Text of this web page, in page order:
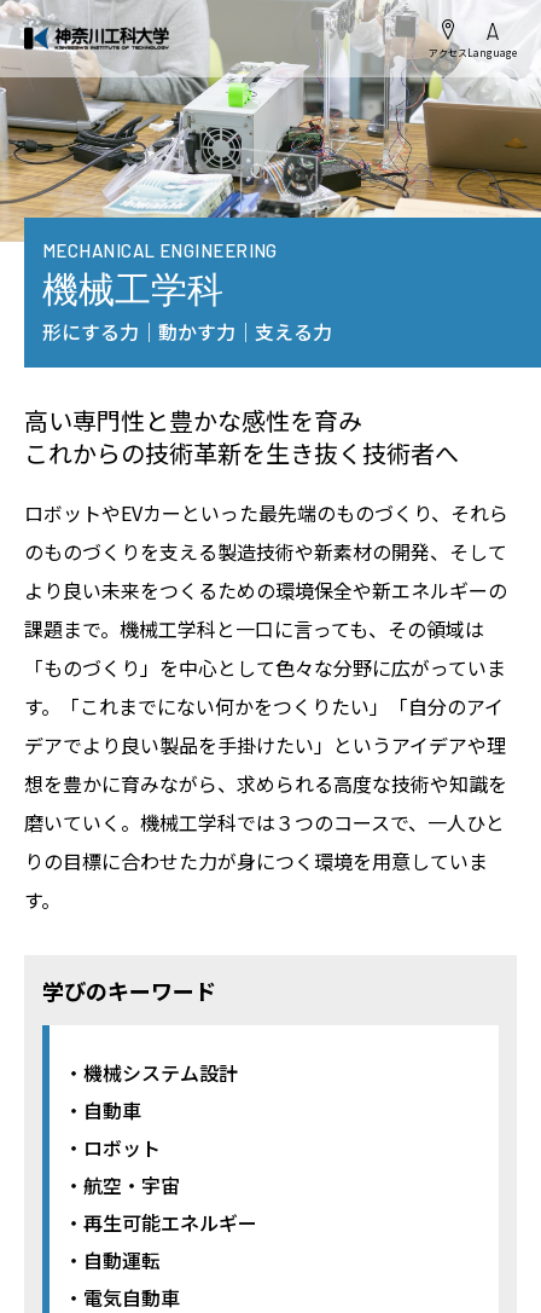
アクセスLanguage
MECHANICAL ENGINEERING
機械工学科
形にする力｜動かす力｜支える力
高い専門性と豊かな感性を育み
これからの技術革新を生き抜く技術者へ
ロボットやEVカーといった最先端のものづくり、それら
のものづくりを支える製造技術や新素材の開発、そして
より良い未来をつくるための環境保全や新エネルギーの
課題まで。機械工学科と一口に言っても、その領域は
「ものづくり」を中心として色々な分野に広がっていま
す。「これまでにない何かをつくりたい」「自分のアイ
デアでより良い製品を手掛けたい」というアイデアや理
想を豊かに育みながら、求められる高度な技術や知識を
磨いていく。機械工学科では３つのコースで、一人ひと
りの目標に合わせた力が身につく環境を用意していま
す。
学びのキーワード
・機械システム設計
・自動車
・ロボット
・航空・宇宙
・再生可能エネルギー
・自動運転
・電気自動車